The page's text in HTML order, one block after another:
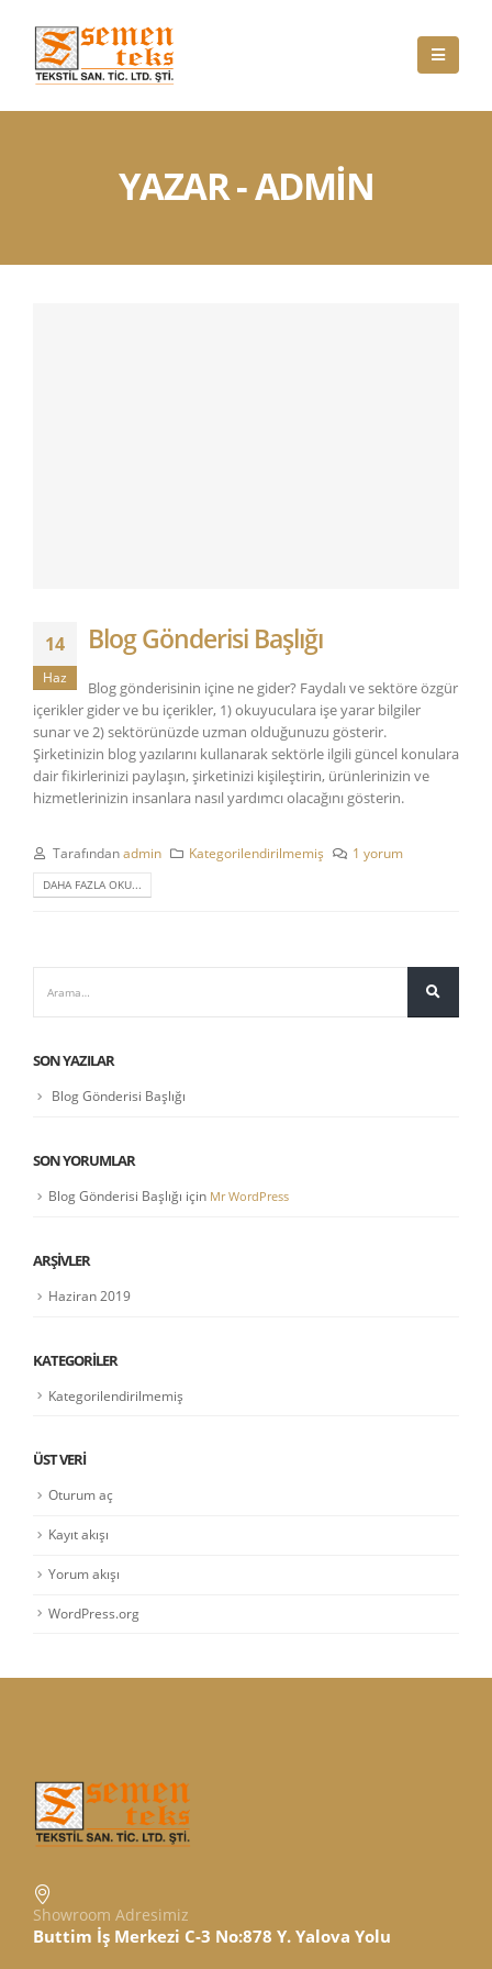
YAZAR - ADMIN
14
Haz
Blog Gönderisi Başlığı
Blog gönderisinin içine ne gider? Faydalı ve sektöre özgür
içerikler gider ve bu içerikler, 1) okuyuculara işe yarar bilgiler
sunar ve 2) sektörünüzde uzman olduğunuzu gösterir.
Şirketinizin blog yazılarını kullanarak sektörle ilgili güncel konulara
dair fikirlerinizi paylaşın, şirketinizi kişileştirin, ürünlerinizin ve
hizmetlerinizin insanlara nasıl yardımcı olacağını gösterin.
Tarafındanadmin Kategorilendirilmemiş 1 yorum
DAHA FAZLA OKU...
SON YAZILAR
Blog Gönderisi Başlığı
SON YORUMLAR
Blog Gönderisi Başlığı için Mr WordPress
ARŞIVLER
Haziran 2019
KATEGORILER
Kategorilendirilmemiş
ÜST VERI
Oturum aç
Kayıt akışı
Yorum akışı
WordPress.org
Showroom Adresimiz
Buttim İş Merkezi C-3 No:878 Y. Yalova Yolu